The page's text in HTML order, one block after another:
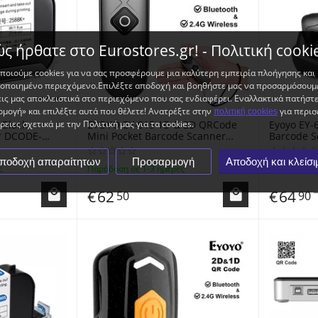
Portable
QR
EYOYO EY-015 1D & 2D QRCode
Mini Pocket Barcode Scanner
Bluetooth & 2.4GHz Wireless &
Wired CCD - Ασύρματος mini
Scanner τσέπης
Παράδοση σε 1-3 ημέρες
€6250
Eyoyo
Barcode
Base USB
Στήριξης
Άμεσα
€6490
ήρθατε στο Eurostores.gr! - Πολιτική
cookies για να σας προσφέρουμε μια καλύτερη εμπειρία πλοήγησης και
περιεχόμενο.Επιλέξτε αποδοχή και βοηθήστε μας να
μας αποκλειστικά στο περιεχόμενο που σας ενδιαφέρει. Εναλλακτικά πατήστε
και επιλέξτε αυτά που θέλετε! Ανατρέξτε στην πολιτική cookies για
σχετικά με την Πολιτική μας για τα cookies.
απαραίτητων Προσαρμογή Αποδοχή και